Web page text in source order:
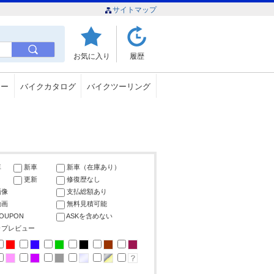
サイトマップ
お気に入り 履歴
バイクカタログ バイクツーリング
新車
新車（在庫あり）
更新
修復歴なし
支払総額あり
画
無料見積可能
ASKを含めない
プレビュー